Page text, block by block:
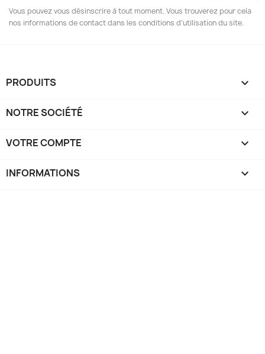
Vous pouvez vous désinscrire à tout moment. Vous trouverez pour cela
nos informations de contact dans les conditions d'utilisation du site.
PRODUITS 
NOTRE SOCIÉTÉ 
VOTRE COMPTE 
INFORMATIONS keyboard_arrow_down